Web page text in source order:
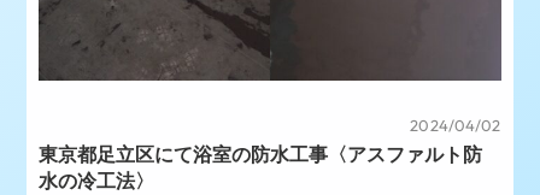
2024/04/02
東京都足立区にて浴室の防水工事〈アスファルト防
水の冷工法〉